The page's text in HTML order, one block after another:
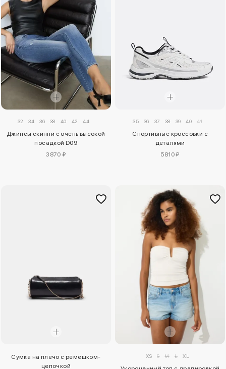
32 34 36 38 40 42 44
Джинсы скинни с очень высокой
посадкой D09
3870 ₽
35 36 37 38 39 40 41
Спортивные кроссовки с
деталями
5810 ₽
Сумка на плечо с ремешком-
цепочкой
XS S M L XL